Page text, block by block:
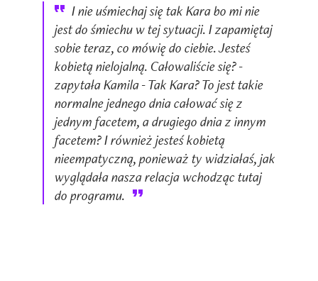
I nie uśmiechaj się tak Kara bo mi nie
jest do śmiechu w tej sytuacji. I zapamiętaj
sobie teraz, co mówię do ciebie. Jesteś
kobietą nielojalną. Całowaliście się? -
zapytała Kamila - Tak Kara? To jest takie
normalne jednego dnia całować się z
jednym facetem, a drugiego dnia z innym
facetem? I również jesteś kobietą
nieempatyczną, ponieważ ty widziałaś, jak
wyglądała nasza relacja wchodząc tutaj
do programu.